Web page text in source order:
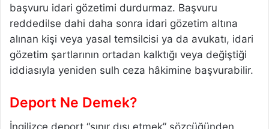
başvuru idari gözetimi durdurmaz. Başvuru
reddedilse dahi daha sonra idari gözetim altına
alınan kişi veya yasal temsilcisi ya da avukatı, idari
gözetim şartlarının ortadan kalktığı veya değiştiği
iddiasıyla yeniden sulh ceza hâkimine başvurabilir.
Deport Ne Demek?